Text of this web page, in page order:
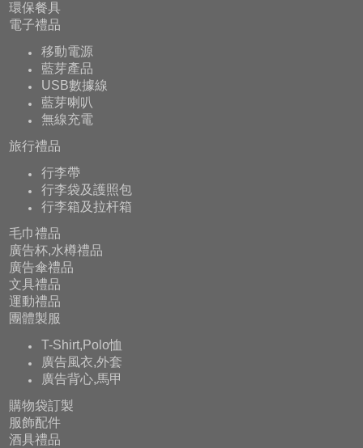
環保餐具
電子禮品
移動電源
藍芽產品
USB數據線
藍芽喇叭
無線充電
旅行禮品
行李帶
行李袋及護照包
行李箱及拉杆箱
毛巾禮品
廣告杯,水樽禮品
廣告傘禮品
文具禮品
運動禮品
團體製服
T-Shirt,Polo恤
廣告風衣,外套
廣告背心,馬甲
購物袋訂製
服飾配件
酒具禮品